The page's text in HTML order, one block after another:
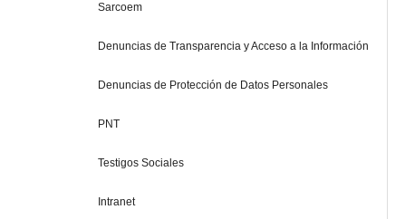
Sarcoem
Denuncias de Transparencia y Acceso a la Información
Denuncias de Protección de Datos Personales
PNT
Testigos Sociales
Intranet